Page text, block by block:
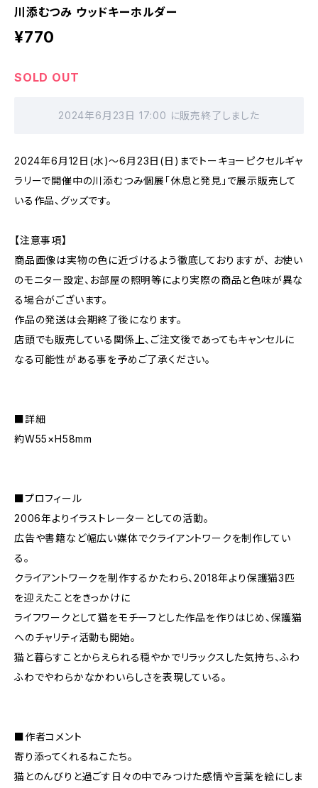
川添むつみ ウッドキーホルダー
¥770
SOLD OUT
2024年6月23日 17:00 に販売終了しました
2024年6月12日(水)〜6月23日(日)までトーキョーピクセルギャ
ラリーで開催中の川添むつみ個展「休息と発見」で展示販売して
いる作品、グッズです。
【注意事項】
商品画像は実物の色に近づけるよう徹底しておりますが、 お使い
のモニター設定、お部屋の照明等により実際の商品と色味が異な
る場合がございます。
作品の発送は会期終了後になります。
店頭でも販売している関係上、ご注文後であってもキャンセルに
なる可能性がある事を予めご了承ください。
■詳細
約W55×H58mm
■プロフィール
2006年よりイラストレーターとしての活動。
広告や書籍など幅広い媒体でクライアントワークを制作してい
る。
クライアントワークを制作するかたわら、2018年より保護猫3匹
を迎えたことをきっかけに
ライフワークとして猫をモチーフとした作品を作りはじめ、保護猫
へのチャリティ活動も開始。
猫と暮らすことからえられる穏やかでリラックスした気持ち、ふわ
ふわでやわらかなかわいらしさを表現している。
■作者コメント
寄り添ってくれるねこたち。
猫とのんびりと過ごす日々の中でみつけた感情や言葉を絵にしま